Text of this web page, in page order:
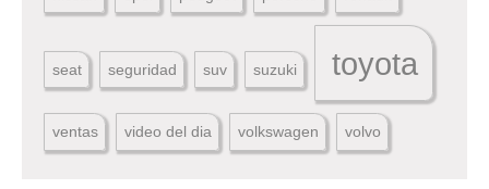
seat seguridad suv suzuki toyota
ventas video del dia volkswagen volvo